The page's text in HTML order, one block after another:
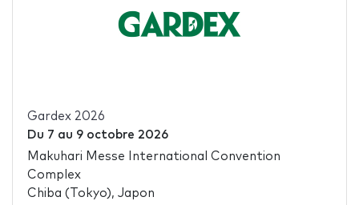
Gardex 2026
Du 7 au 9 octobre 2026
Makuhari Messe International Convention
Complex
Chiba (Tokyo), Japon